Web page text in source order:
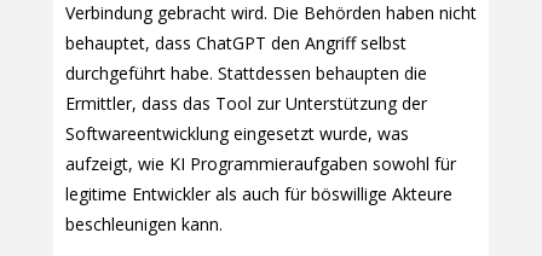
Verbindung gebracht wird. Die Behörden haben nicht
behauptet, dass ChatGPT den Angriff selbst
durchgeführt habe. Stattdessen behaupten die
Ermittler, dass das Tool zur Unterstützung der
Softwareentwicklung eingesetzt wurde, was
aufzeigt, wie KI Programmieraufgaben sowohl für
legitime Entwickler als auch für böswillige Akteure
beschleunigen kann.